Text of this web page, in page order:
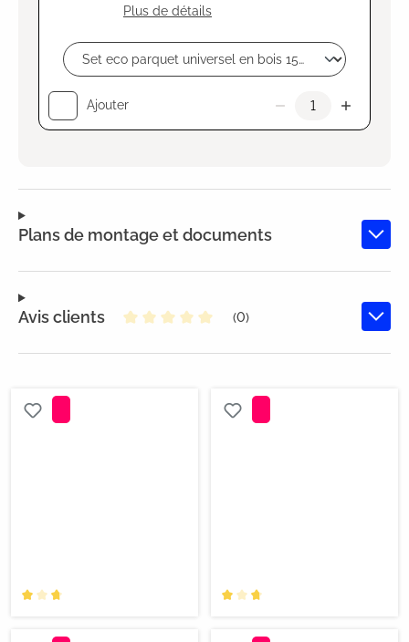
Plus de détails
Ajouter
Plans de montage et documents
Avis clients
(0)